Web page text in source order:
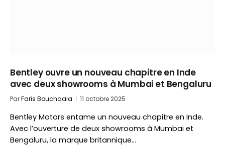
Bentley ouvre un nouveau chapitre en Inde
avec deux showrooms à Mumbai et Bengaluru
ParFaris Bouchaala 11 octobre 2025
Bentley Motors entame un nouveau chapitre en Inde.
Avec l’ouverture de deux showrooms à Mumbai et
Bengaluru, la marque britannique…